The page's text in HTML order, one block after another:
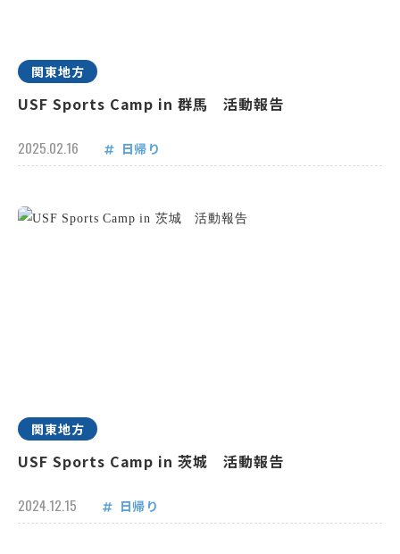
関東地方
USF Sports Camp in 群馬 活動報告
2025.02.16 日帰り
関東地方
USF Sports Camp in 茨城 活動報告
2024.12.15 日帰り